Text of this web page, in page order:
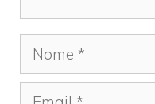
Nome
Email